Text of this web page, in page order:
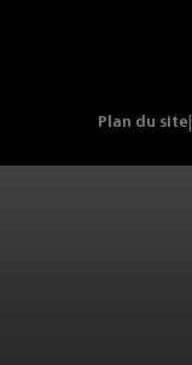
Plan du site